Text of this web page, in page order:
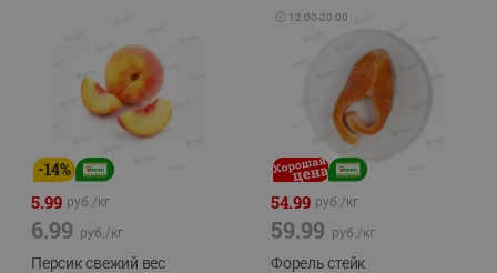
-14%
5.99 руб./кг
6.99 руб./кг
Персик свежий вес
🕘 12:00-20:00
54.99 руб./кг
59.99 руб./кг
Форель стейк